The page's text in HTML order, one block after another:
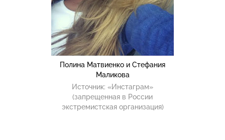
Полина Матвиенко и Стефания
Маликова
Источник: «Инстаграм»
(запрещенная в России
экстремистская организация)